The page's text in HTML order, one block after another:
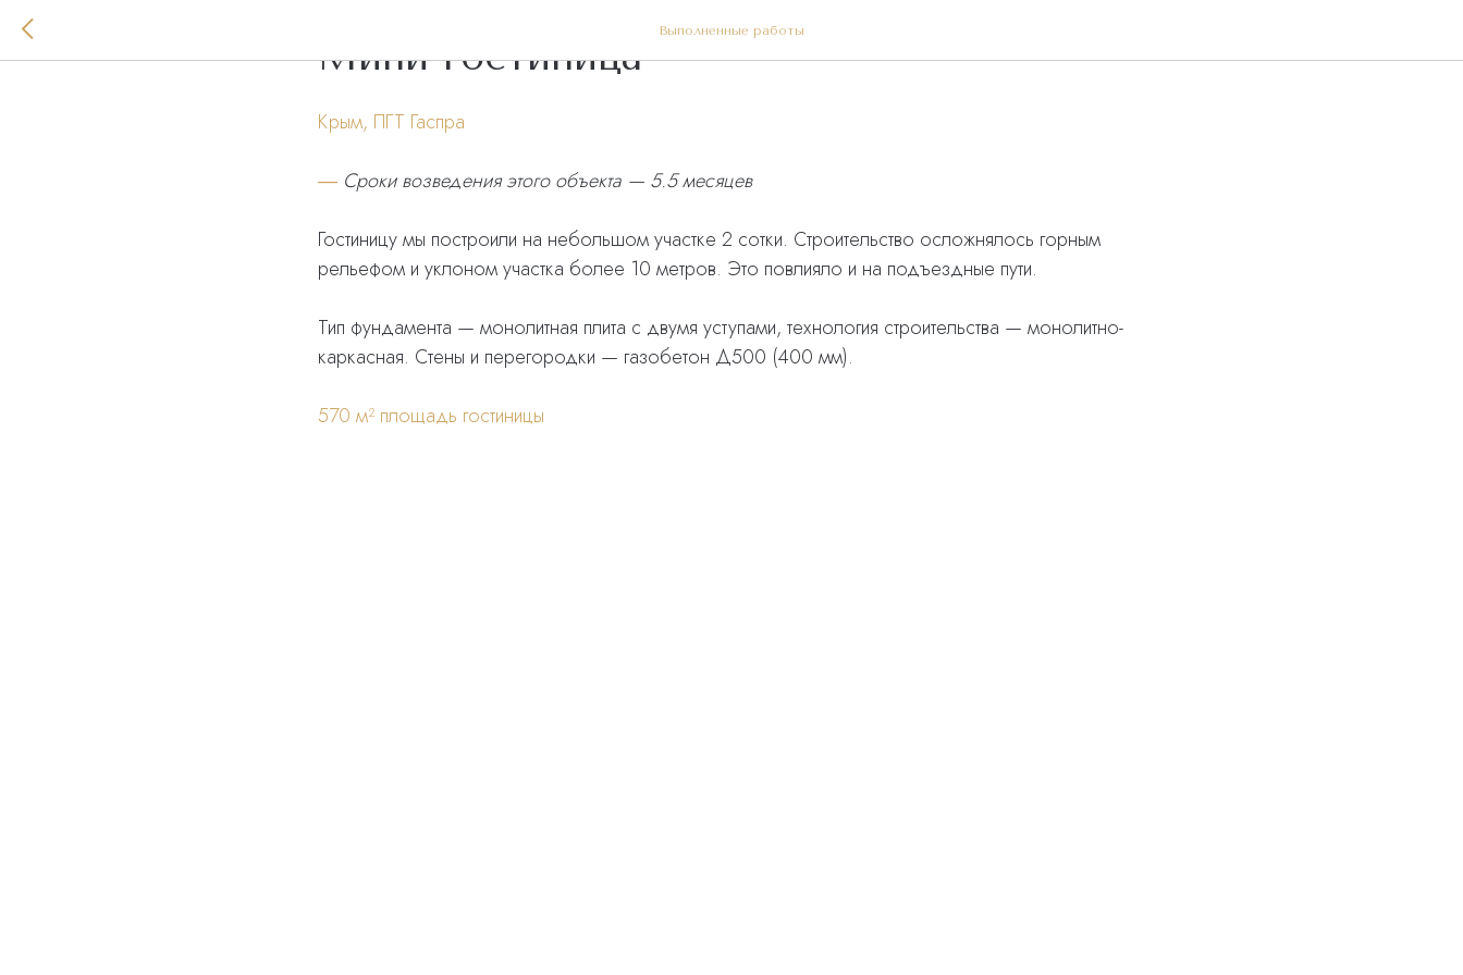
Выполненные работы
Мини-гостиница
Крым, ПГТ Гаспра
― Сроки возведения этого объекта — 5.5 месяцев
Гостиницу мы построили на небольшом участке 2 сотки. Строительство осложнялось горным
рельефом и уклоном участка более 10 метров. Это повлияло и на подъездные пути.
Тип фундамента — монолитная плита с двумя уступами, технология строительства — монолитно-
каркасная. Стены и перегородки — газобетон Д500 (400 мм).
570 м² площадь гостиницы